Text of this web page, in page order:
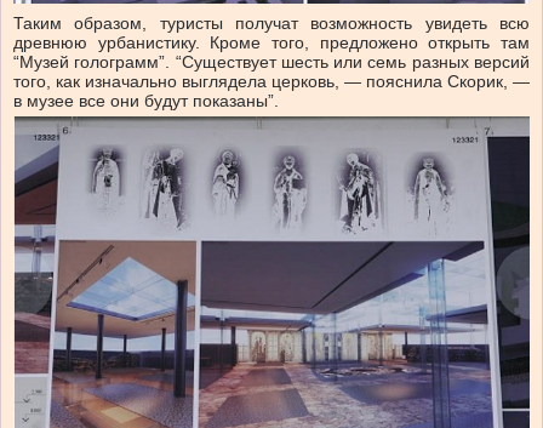
Таким образом, туристы получат возможность увидеть всю
древнюю урбанистику. Кроме того, предложено открыть там
“Музей голограмм”. “Существует шесть или семь разных версий
того, как изначально выглядела церковь, — пояснила Скорик, —
в музее все они будут показаны”.